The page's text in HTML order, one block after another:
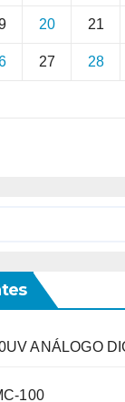
20 21
27 28
ANÁLOGO
100